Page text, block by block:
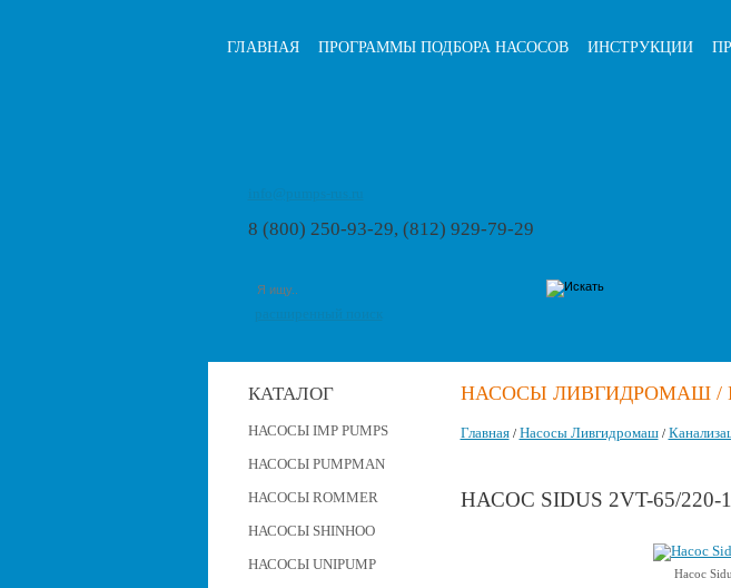
ГЛАВНАЯ ПРОГРАММЫ ПОДБОРА НАСОСОВ ИНСТРУКЦИИ
8 (800) 250-93-29, (812) 929-79-29
КАТАЛОГ
НАСОСЫ IMP PUMPS
НАСОСЫ PUMPMAN
НАСОСЫ ROMMER
НАСОСЫ SHINHOO
НАСОСЫ UNIPUMP
НАСОСЫ ЛИВГИДРОМАШ /
Главная/ Насосы Ливгидромаш/
НАСОС SIDUS 2VT-65/220-
Насос